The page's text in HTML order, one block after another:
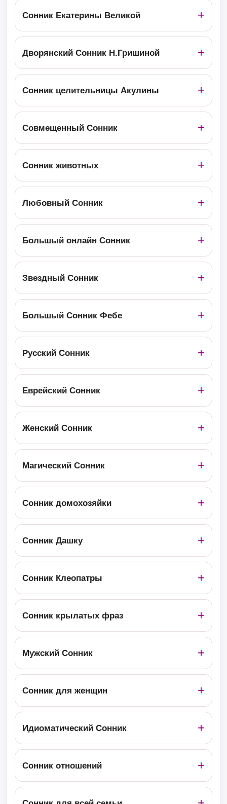
Сонник Екатерины Великой
Дворянский Сонник Н.Гришиной
Сонник целительницы Акулины
Совмещенный Сонник
Сонник животных
Любовный Сонник
Большый онлайн Сонник
Звездный Сонник
Большый Сонник Фебе
Русский Сонник
Еврейский Сонник
Женский Сонник
Магический Сонник
Сонник домохозяйки
Сонник Дашку
Сонник Клеопатры
Сонник крылатых фраз
Мужский Сонник
Сонник для женщин
Идиоматический Сонник
Сонник отношений